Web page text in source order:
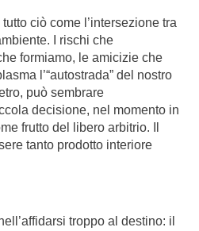
ciò come l’intersezione tra
I rischi che
formiamo, le amicizie che
l’“autostrada” del nostro
può sembrare
decisione, nel momento in
frutto del libero arbitrio. Il
tanto prodotto interiore
troppo al destino: il